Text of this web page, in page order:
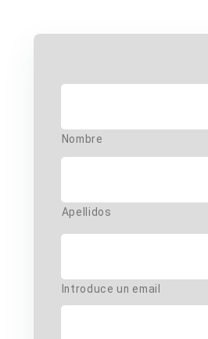
Name
Nombre
Apellidos
Introduce un email